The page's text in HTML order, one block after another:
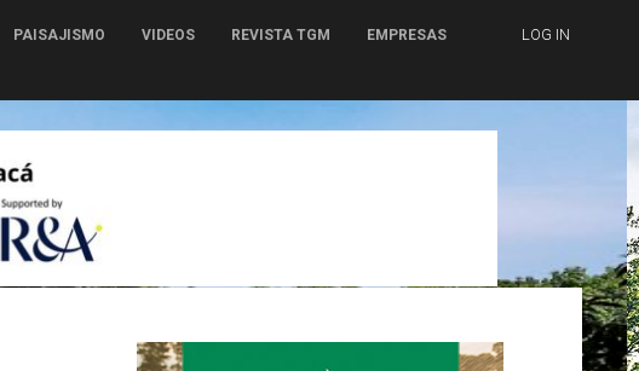
LOG IN
PAISAJISMO VIDEOS REVISTA TGM EMPRESAS